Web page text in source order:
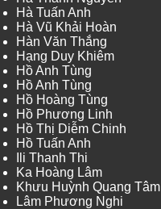
Hà Tuấn Anh
Hà Vũ Khải Hoàn
Hàn Văn Thắng
Hạng Duy Khiêm
Hồ Anh Tùng
Hồ Anh Tùng
Hồ Hoàng Tùng
Hồ Phương Linh
Hồ Thị Diễm Chinh
Hồ Tuấn Anh
Ili Thanh Thi
Ka Hoàng Lâm
Khưu Huỳnh Quang Tâm
Lâm Phương Nghi